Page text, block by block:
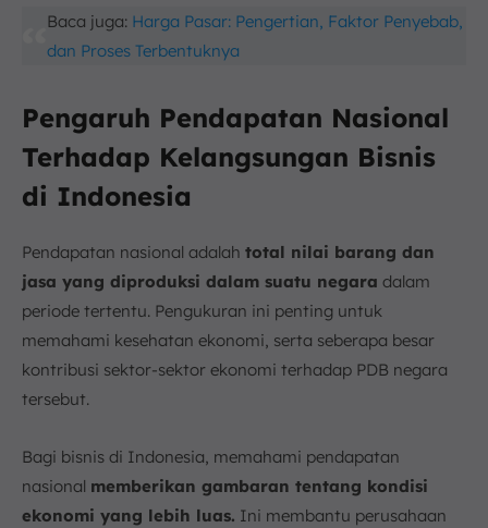
Baca juga: Harga Pasar: Pengertian, Faktor Penyebab,
dan Proses Terbentuknya
Pengaruh Pendapatan Nasional
Terhadap Kelangsungan Bisnis
di Indonesia
Pendapatan nasional adalah total nilai barang dan
jasa yang diproduksi dalam suatu negara dalam
periode tertentu. Pengukuran ini penting untuk
memahami kesehatan ekonomi, serta seberapa besar
kontribusi sektor-sektor ekonomi terhadap PDB negara
tersebut.
Bagi bisnis di Indonesia, memahami pendapatan
nasional memberikan gambaran tentang kondisi
ekonomi yang lebih luas. Ini membantu perusahaan